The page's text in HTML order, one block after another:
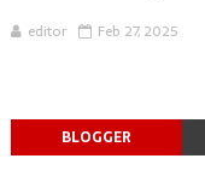
editor Feb 27, 2025
BLOGGER